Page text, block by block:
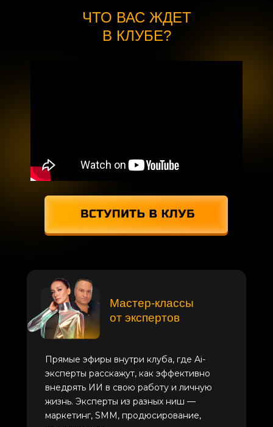
Мастер-классы
от экспертов
Прямые эфиры внутри клуба, где Ai-
эксперты расскажут, как эффективно
внедрять ИИ в свою работу и личную
жизнь. Эксперты из разных ниш —
маркетинг, SMM, продюсирование,
ЧТО ВАС ЖДЕТ
В КЛУБЕ?